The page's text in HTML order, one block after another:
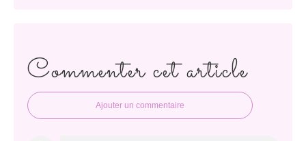
Commenter cet article
Ajouter un commentaire